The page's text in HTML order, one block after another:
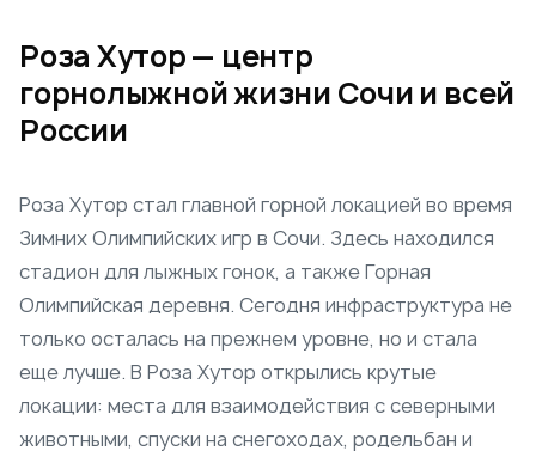
Роза Хутор — центр
горнолыжной жизни Сочи и всей
России
Роза Хутор стал главной горной локацией во время
Зимних Олимпийских игр в Сочи. Здесь находился
стадион для лыжных гонок, а также Горная
Олимпийская деревня. Сегодня инфраструктура не
только осталась на прежнем уровне, но и стала
еще лучше. В Роза Хутор открылись крутые
локации: места для взаимодействия с северными
животными, спуски на снегоходах, родельбан и